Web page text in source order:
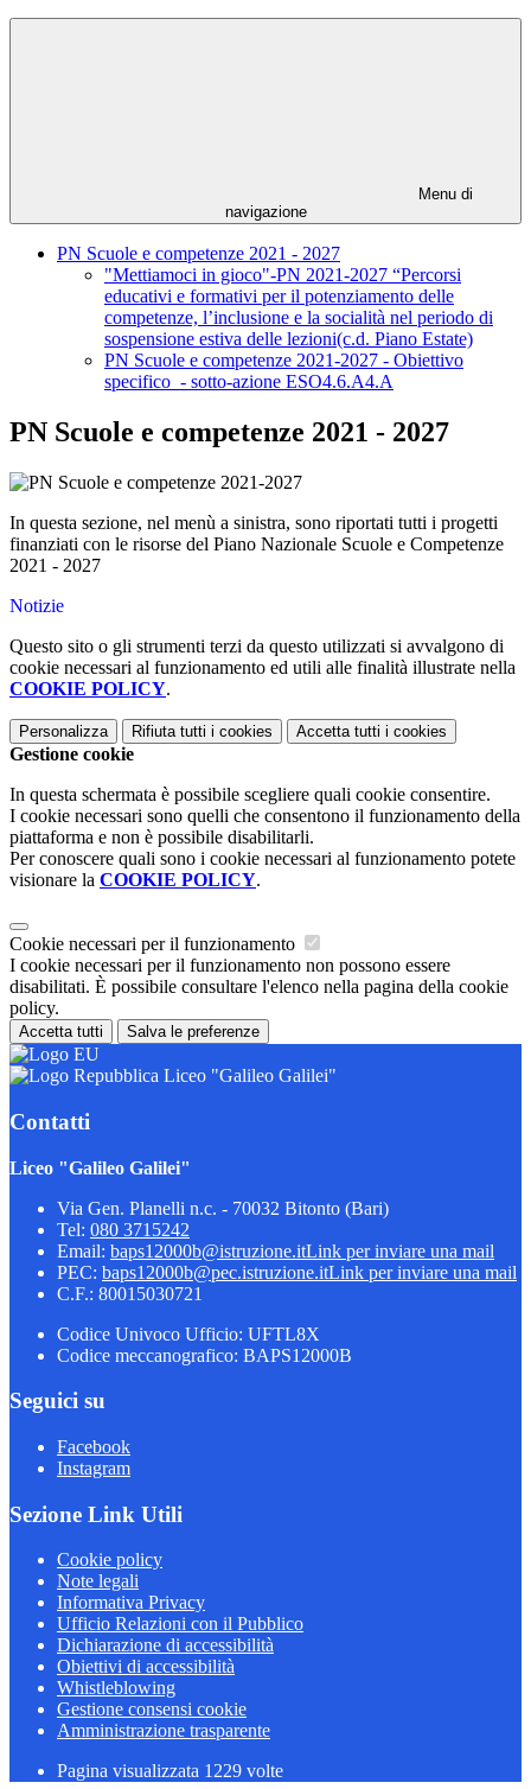
Menu di
navigazione
PN Scuole e competenze 2021 - 2027
"Mettiamoci in gioco"-PN 2021-2027 “Percorsi
educativi e formativi per il potenziamento delle
competenze, l’inclusione e la socialità nel periodo di
sospensione estiva delle lezioni(c.d. Piano Estate)
PN Scuole e competenze 2021-2027 - Obiettivo
specifico - sotto-azione ESO4.6.A4.A
PN Scuole e competenze 2021 - 2027
In questa sezione, nel menù a sinistra, sono riportati tutti i progetti
finanziati con le risorse del Piano Nazionale Scuole e Competenze
2021 - 2027
Notizie
Questo sito o gli strumenti terzi da questo utilizzati si avvalgono di
cookie necessari al funzionamento ed utili alle finalità illustrate nella
COOKIE POLICY.
Personalizza Rifiuta tutti i cookies Accetta tutti i cookies
Gestione cookie
In questa schermata è possibile scegliere quali cookie consentire.
I cookie necessari sono quelli che consentono il funzionamento della
piattaforma e non è possibile disabilitarli.
Per conoscere quali sono i cookie necessari al funzionamento potete
visionare la COOKIE POLICY.
Cookie necessari per il funzionamento
I cookie necessari per il funzionamento non possono essere
disabilitati. È possibile consultare l'elenco nella pagina della cookie
policy.
Accetta tutti Salva le preferenze
Liceo "Galileo Galilei"
Contatti
Liceo "Galileo Galilei"
Via Gen. Planelli n.c. - 70032 Bitonto (Bari)
Tel: 080 3715242
Email: baps12000b@istruzione.itLink per inviare una mail
PEC: baps12000b@pec.istruzione.itLink per inviare una mail
C.F.: 80015030721
Codice Univoco Ufficio: UFTL8X
Codice meccanografico: BAPS12000B
Seguici su
Facebook
Instagram
Sezione Link Utili
Cookie policy
Note legali
Informativa Privacy
Ufficio Relazioni con il Pubblico
Dichiarazione di accessibilità
Obiettivi di accessibilità
Whistleblowing
Gestione consensi cookie
Amministrazione trasparente
Pagina visualizzata 1229 volte